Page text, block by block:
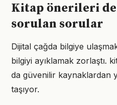
Kitap önerileri
sorulan sorular
Dijital çağda bilgiye
bilgiyi ayıklamak zorlaştı.
da güvenilir kaynaklardan
taşıyor.